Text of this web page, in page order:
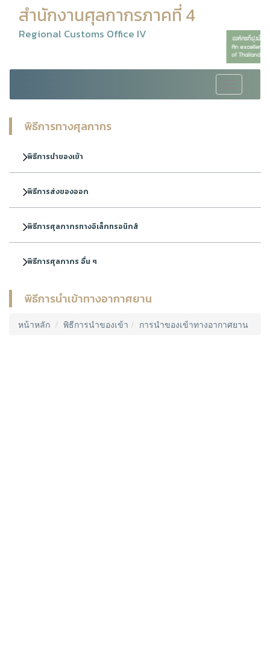
สำนักงานศุลกากรภาคที่ 4
Regional Customs Office IV
navigation
พิธีการทางศุลกากร
พิธีการนำของเข้า
พิธีการส่งของออก
พิธีการศุลกากรทางอิเล็กทรอนิกส์
พิธีการศุลกากร อื่น ๆ
พิธีการนำเข้าทางอากาศยาน
หน้าหลัก พิธีการนำของเข้า การนำของเข้าทางอากาศยาน